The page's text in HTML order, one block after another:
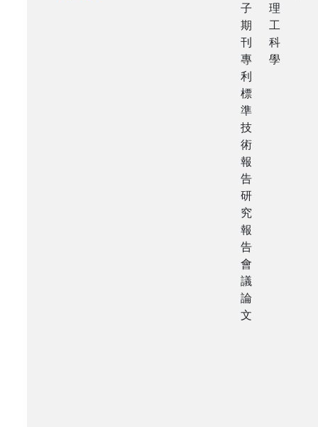
子
期
刊
專
利
標
準
技
術
報
告
研
究
報
告
會
議
論
文
理
工
科
學